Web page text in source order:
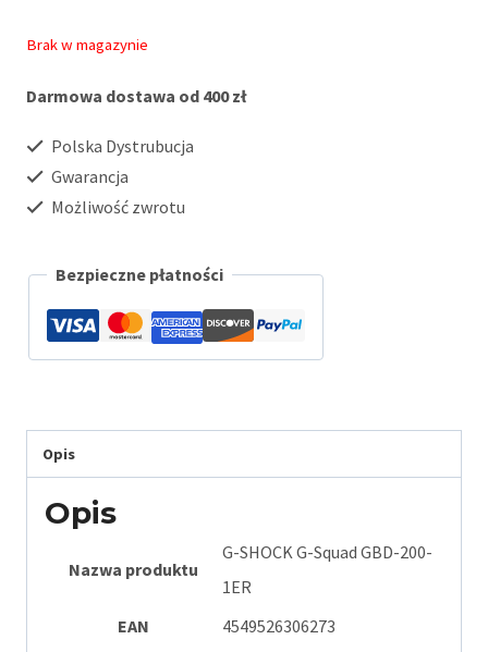
Brak w magazynie
Darmowa dostawa od 400 zł
Polska Dystrubucja
Gwarancja
Możliwość zwrotu
Bezpieczne płatności
Opis
Opis
Nazwa produktu
G-SHOCK G-Squad GBD-200-
1ER
EAN
4549526306273